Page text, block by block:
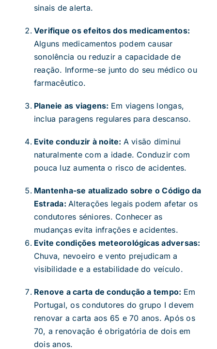
sinais de alerta.
Verifique os efeitos dos medicamentos:
Alguns medicamentos podem causar
sonolência ou reduzir a capacidade de
reação. Informe-se junto do seu médico ou
farmacêutico.
Planeie as viagens: Em viagens longas,
inclua paragens regulares para descanso.
Evite conduzir à noite: A visão diminui
naturalmente com a idade. Conduzir com
pouca luz aumenta o risco de acidentes.
Mantenha-se atualizado sobre o Código da
Estrada: Alterações legais podem afetar os
condutores séniores. Conhecer as
mudanças evita infrações e acidentes.
Evite condições meteorológicas adversas:
Chuva, nevoeiro e vento prejudicam a
visibilidade e a estabilidade do veículo.
Renove a carta de condução a tempo: Em
Portugal, os condutores do grupo I devem
renovar a carta aos 65 e 70 anos. Após os
70, a renovação é obrigatória de dois em
dois anos.